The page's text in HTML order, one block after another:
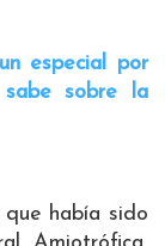
especial por
sobre la
había sido